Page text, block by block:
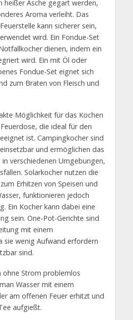
heißer Asche gegart werden,
Aroma verleiht. Das
kann sicherer sein,
wird. Ein Fondue-Set
dienen, indem ein
wird. Ein mit Öl oder
Fondue-Set eignet sich
zum Braten von Fleisch und
Möglichkeit für das Kochen
die ideal für den
ist. Campingkocher sind
und ermöglichen das
verschiedenen Umgebungen,
Solarkocher nutzen die
Erhitzen von Speisen und
funktionieren jedoch
Ein Kocher kann dabei eine
sein. One-Pot-Gerichte sind
mit einem
sie wenig Aufwand erfordern
sind.
ohne Strom problemlos
Wasser mit einem
am offenen Feuer erhitzt und
aufgießt.